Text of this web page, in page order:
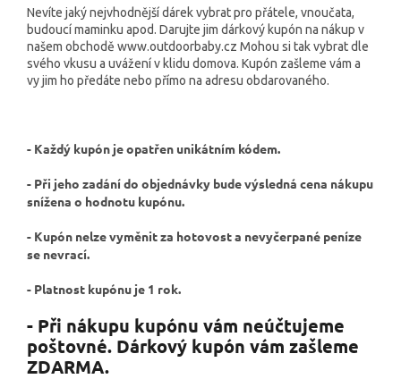
Nevíte jaký nejvhodnější dárek vybrat pro přátele, vnoučata,
budoucí maminku apod. Darujte jim dárkový kupón na nákup v
našem obchodě www.outdoorbaby.cz Mohou si tak vybrat dle
svého vkusu a uvážení v klidu domova. Kupón zašleme vám a
vy jim ho předáte nebo přímo na adresu obdarovaného.
- Každý kupón je opatřen unikátním kódem.
- Při jeho zadání do objednávky bude výsledná cena nákupu
snížena o hodnotu kupónu.
- Kupón nelze vyměnit za hotovost a nevyčerpané peníze
se nevrací.
- Platnost kupónu je 1 rok.
- Při nákupu kupónu vám neúčtujeme
poštovné. Dárkový kupón vám zašleme
ZDARMA.